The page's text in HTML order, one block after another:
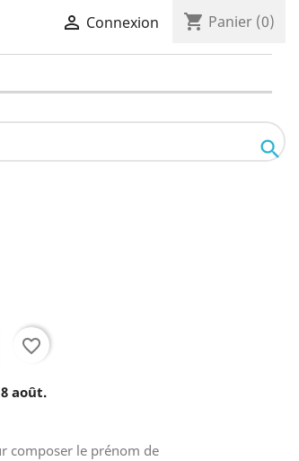
 Connexion shopping_cart Panier (0)

favorite_border
août.
composer le prénom de